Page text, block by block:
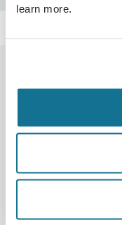
learn more.
Về chúng tôi
Ấn phẩm